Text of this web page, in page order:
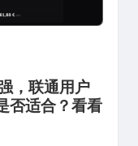
，联通用户
否适合？看看